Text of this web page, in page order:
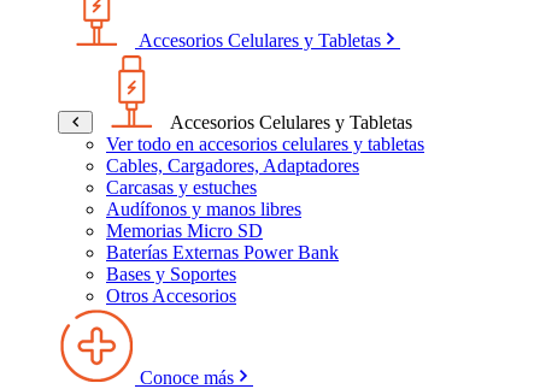
Accesorios Celulares y Tabletas
Accesorios Celulares y Tabletas
Ver todo en accesorios celulares y tabletas
Cables, Cargadores, Adaptadores
Carcasas y estuches
Audífonos y manos libres
Memorias Micro SD
Baterías Externas Power Bank
Bases y Soportes
Otros Accesorios
Conoce más